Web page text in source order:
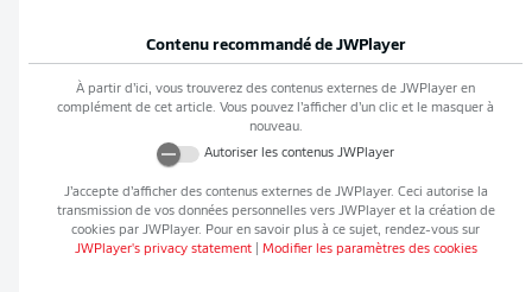
Contenu recommandé de JWPlayer
À partir d’ici, vous trouverez des contenus externes de JWPlayer en
complément de cet article. Vous pouvez l’afficher d’un clic et le masquer à
nouveau.
Autoriser les contenus JWPlayer
J’accepte d’afficher des contenus externes de JWPlayer. Ceci autorise la
transmission de vos données personnelles vers JWPlayeret la création de
cookies par JWPlayer. Pour en savoir plus à ce sujet, rendez-vous sur
JWPlayer's privacy statement| Modifier les paramètres des cookies